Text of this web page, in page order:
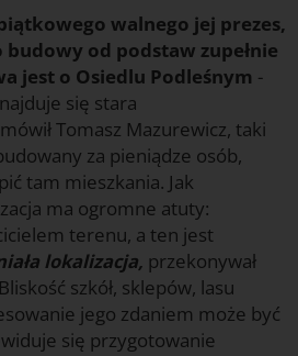
piątkowego walnego jej prezes,
budowy od podstaw zupełnie
jest o Osiedlu Podleśnym -
się stara
Tomasz Mazurewicz, taki
za pieniądze osób,
tam mieszkania. Jak
ma ogromne atuty:
terenu, a ten jest
lokalizacja, przekonywał
szkół, sklepów, lasu
jego zdaniem może być
się przygotowanie